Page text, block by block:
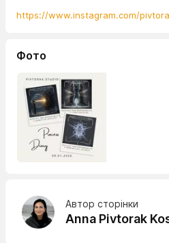
https://www.instagram.com/
Фото
Автор сторінки
Anna Pivtorak